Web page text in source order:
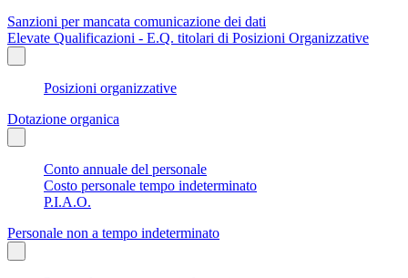
Sanzioni per mancata comunicazione dei dati
Elevate Qualificazioni - E.Q. titolari di Posizioni Organizzative
Posizioni organizzative
Dotazione organica
Conto annuale del personale
Costo personale tempo indeterminato
P.I.A.O.
Personale non a tempo indeterminato